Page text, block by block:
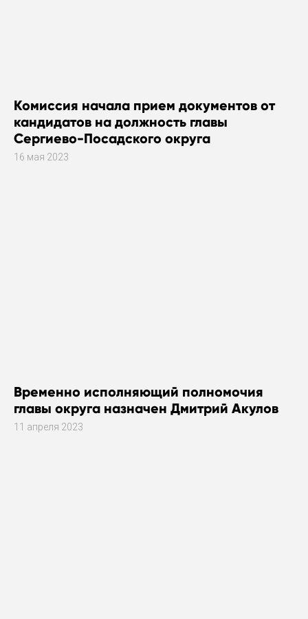
Комиссия начала прием документов от
кандидатов на должность главы
Сергиево-Посадского округа
16 мая 2023
Временно исполняющий полномочия
главы округа назначен Дмитрий Акулов
11 апреля 2023